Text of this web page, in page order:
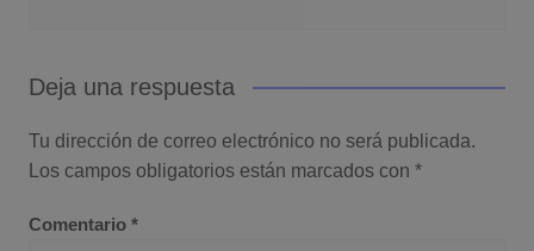
Deja una respuesta
Tu dirección de correo electrónico no será publicada.
Los campos obligatorios están marcados con *
Comentario *